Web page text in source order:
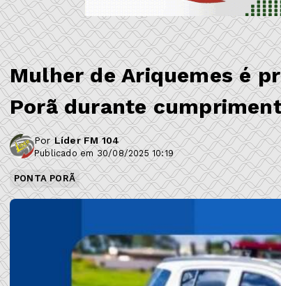
Mulher de Ariquemes é
Porã durante
PorLíder FM 104
Publicado em 30/08/2025 10:19
PONTA PORÃ